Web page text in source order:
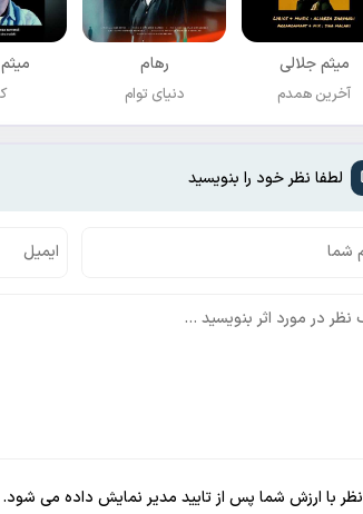
میثم جلالی
آخرین همدم
رهام
دنیای توام
لطفا نظر خود را بنویسید
نظر با ارزش شما پس از تایید مدیر نمایش داده می شود.